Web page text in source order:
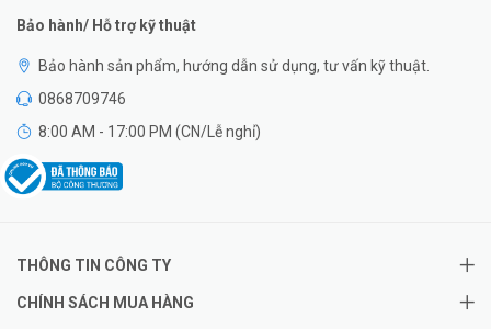
Bảo hành/ Hỗ trợ kỹ thuật
Bảo hành sản phẩm, hướng dẫn sử dụng, tư vấn kỹ thuật.
0868709746
8:00 AM - 17:00 PM (CN/Lễ nghỉ)
THÔNG TIN CÔNG TY
CHÍNH SÁCH MUA HÀNG